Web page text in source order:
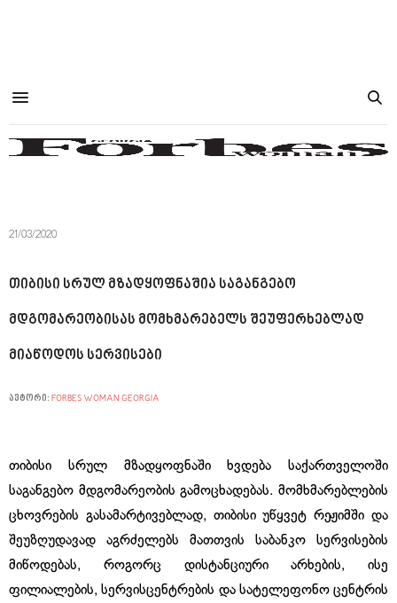
21/03/2020
თიბისი სრულ მზადყოფნაშია საგანგებო
მდგომარეობისას მომხმარებელს შეუფერხებლად
მიაწოდოს სერვისები
ავტორი: FORBES WOMAN GEORGIA
თიბისი სრულ მზადყოფნაში ხვდება საქართველოში
საგანგებო მდგომარეობის გამოცხადებას. მომხმარებლების
ცხოვრების გასამარტივებლად, თიბისი უწყვეტ რეჟიმში და
შეუზღუდავად აგრძელებს მათთვის საბანკო სერვისების
მიწოდებას, როგორც დისტანციური არხების, ისე
ფილიალების, სერვისცენტრების და სატელეფონო ცენტრის